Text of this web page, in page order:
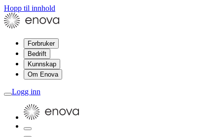
Hopp til innhold
Forbruker
Bedrift
Kunnskap
Om Enova
Logg inn